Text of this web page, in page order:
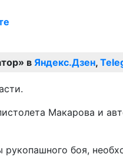
в Яндекс.Дзен,
Макарова и
боя,